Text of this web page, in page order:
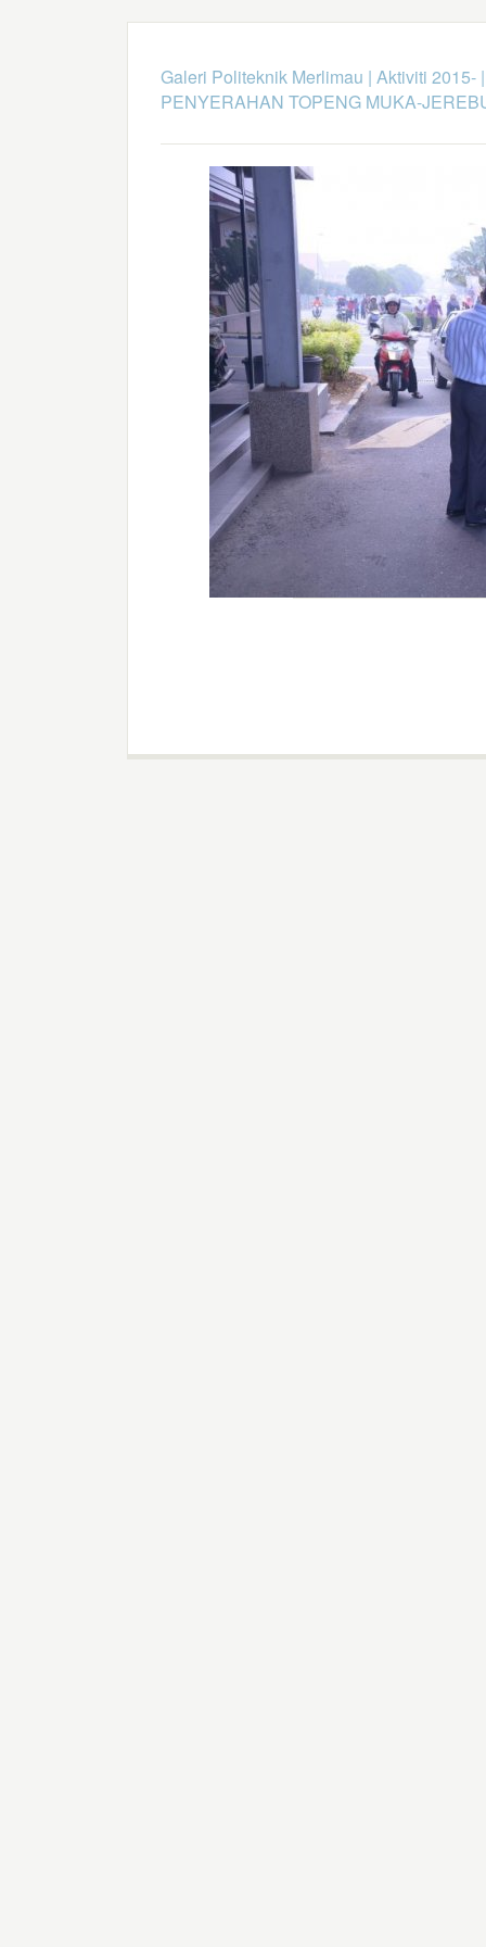
Galeri Politeknik Merlimau | Aktiviti 2015-
PENYERAHAN TOPENG MUKA-